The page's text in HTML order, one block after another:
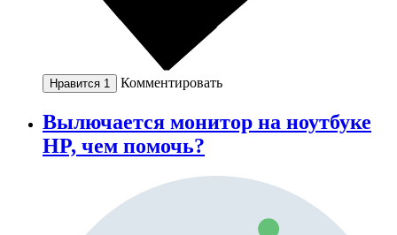
Нравится 1 Комментировать
Вылючается монитор на ноутбуке
HP, чем помочь?